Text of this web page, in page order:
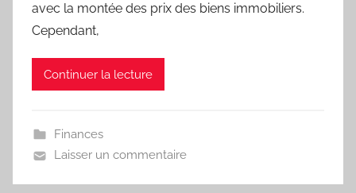
avec la montée des prix des biens immobiliers.
Cependant,
Continuer la lecture
Finances
Laisser un commentaire